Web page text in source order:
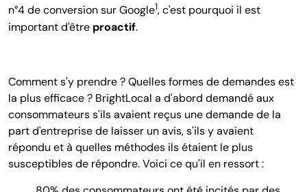
n°4 de conversion sur Google1, c'est pourquoi il est
important d'être proactif.
Comment s'y prendre ? Quelles formes de demandes est
la plus efficace ? BrightLocal a d'abord demandé aux
consommateurs s'ils avaient reçus une demande de la
part d'entreprise de laisser un avis, s'ils y avaient
répondu et à quelles méthodes ils étaient le plus
susceptibles de répondre.Voici ce qu'il en ressort :